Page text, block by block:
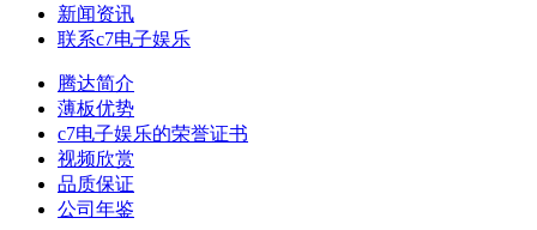
新闻资讯
联系c7电子娱乐
腾达简介
薄板优势
c7电子娱乐的荣誉证书
视频欣赏
品质保证
公司年鉴